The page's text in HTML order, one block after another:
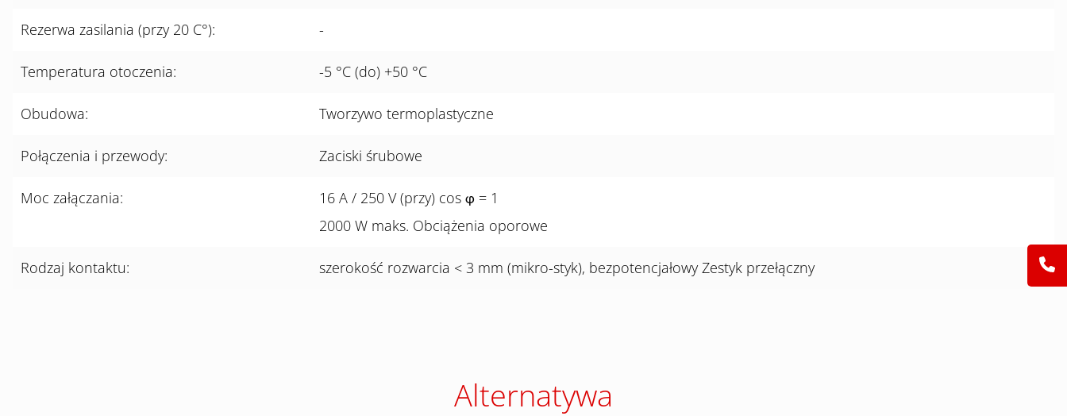
Rezerwa zasilania (przy 20 C°): -
Temperatura otoczenia: -5 °C (do) +50 °C
Obudowa: Tworzywo termoplastyczne
Połączenia i przewody: Zaciski śrubowe
Moc załączania: 16 A / 250 V (przy) cos φ = 1
2000 W maks. Obciążenia oporowe
Rodzaj kontaktu: szerokość rozwarcia < 3 mm (mikro-styk), bezpotencjałowy Zestyk przełączny
Alternatywa